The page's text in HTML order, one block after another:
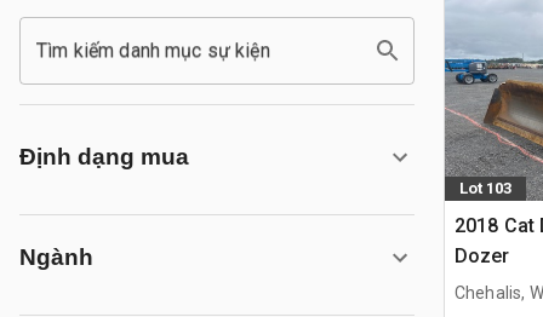
Tìm kiếm danh mục sự kiện
Định dạng mua
Ngành
Lot 103
2018 Cat
Dozer
Chehalis,